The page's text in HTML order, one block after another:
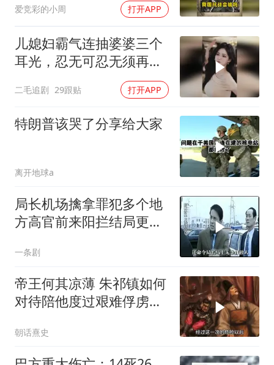
爱竞彩的小周 打开APP
儿媳妇霸气连抽婆婆三个
耳光，忍无可忍无须再
二毛追剧 29跟贴 打开APP
特朗普该哭了分享给大家
离开地球a
局长机场擒拿罪犯多个地
方高官前来阳拦结局更引
一条剧
帝王何其凉薄 朱祁镇如何
对待陪他度过艰难俘虏生
朝话熹史